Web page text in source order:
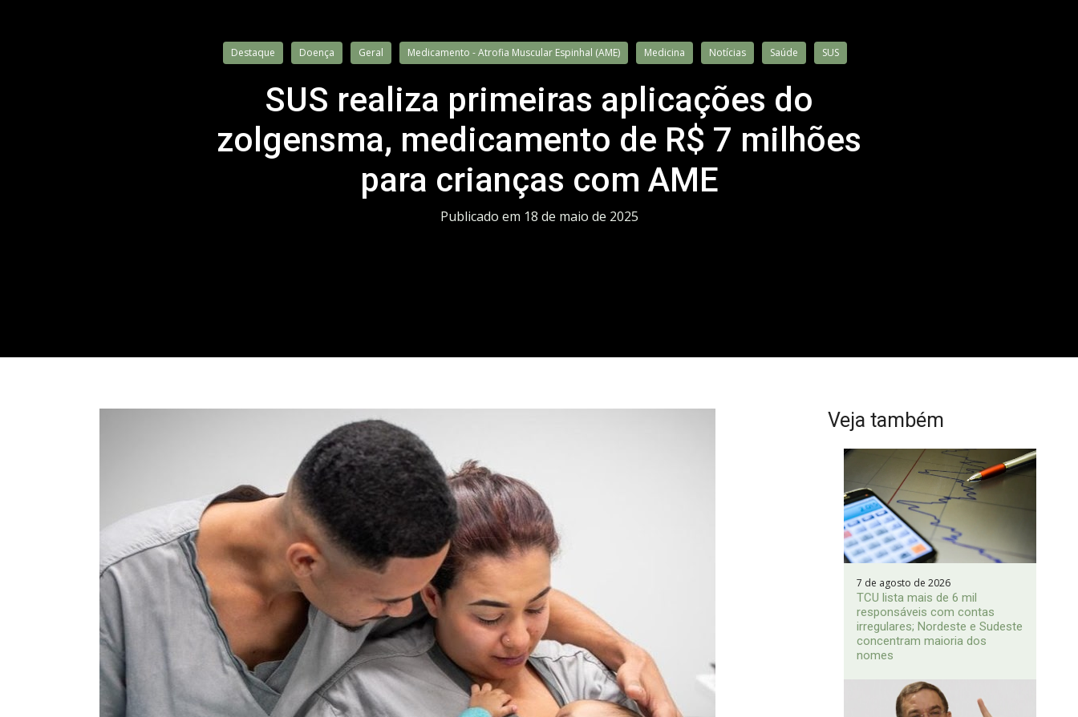
Destaque Doença Geral Medicamento - Atrofia Muscular Espinhal (AME) Medicina Notícias Saúde SUS
SUS realiza primeiras aplicações do
zolgensma, medicamento de R$ 7 milhões
para crianças com AME
Publicado em 18 de maio de 2025
Veja também
7 de agosto de 2026
TCU lista mais de 6 mil
responsáveis com contas
irregulares; Nordeste e Sudeste
concentram maioria dos
nomes